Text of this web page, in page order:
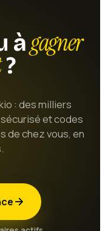
àgagner
?
: des milliers
et codes
de chez vous, en